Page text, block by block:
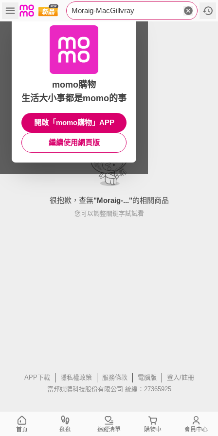
Moraig-MacGillvray
很抱歉，查無"Moraig-..."的相關商品
您可以調整關鍵字試試看
APP下載 隱私權政策 服務條款 電腦版
登入/註冊
富邦媒體科技股份有限公司 統編：27365925
momo購物
生活大小事都是momo的事
開啟「momo購物」APP
繼續使用網頁版
首頁 逛逛 追蹤清單 購物車 會員中心